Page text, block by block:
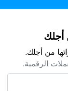
أجلك
من أجلك.
الرقمية.